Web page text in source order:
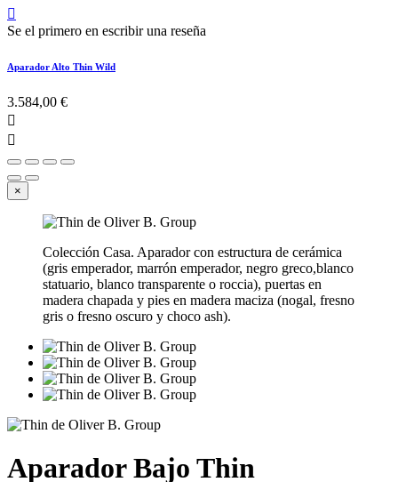

Se el primero en escribir una reseña
Aparador Alto Thin Wild
3.584,00 €


×
Colección Casa. Aparador con estructura de cerámica
(gris emperador, marrón emperador, negro greco,blanco
statuario, blanco transparente o roccia), puertas en
madera chapada y pies en madera maciza (nogal, fresno
gris o fresno oscuro y choco ash).
Aparador Bajo Thin